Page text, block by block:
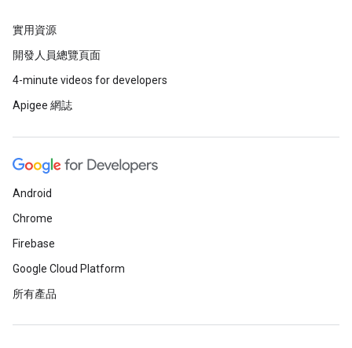
實用資源
開發人員總覽頁面
4-minute videos for developers
Apigee 網誌
Android
Chrome
Firebase
Google Cloud Platform
所有產品